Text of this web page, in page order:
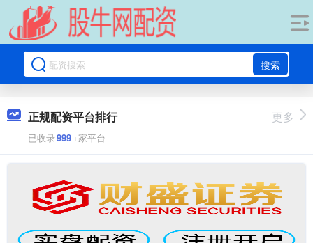
搜索
正规配资平台排行
已收录999+家平台
更多